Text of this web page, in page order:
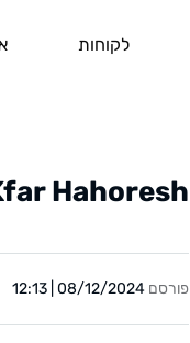
לקוחות
Hahoresh
פורסם 08/12/2024 | 12:13